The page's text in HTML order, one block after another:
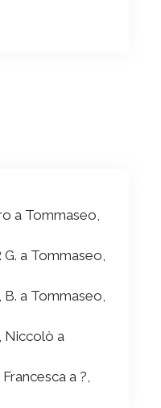
a Tommaseo,
G. a Tommaseo,
B. a Tommaseo,
Niccolò a
a ?,